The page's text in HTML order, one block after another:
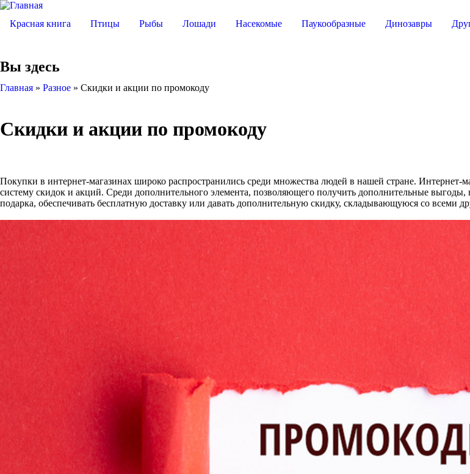
Красная книга Птицы Рыбы Лошади Насекомые Паукообразные Динозавры
Вы здесь
Главная » Разное » Скидки и акции по промокоду
Скидки и акции по промокоду
Покупки в интернет-магазинах широко распространились среди множества людей в нашей стране.
систему скидок и акций. Среди дополнительного элемента, позволяющего получить дополнительные
подарка, обеспечивать бесплатную доставку или давать дополнительную скидку, складывающуюся со всеми